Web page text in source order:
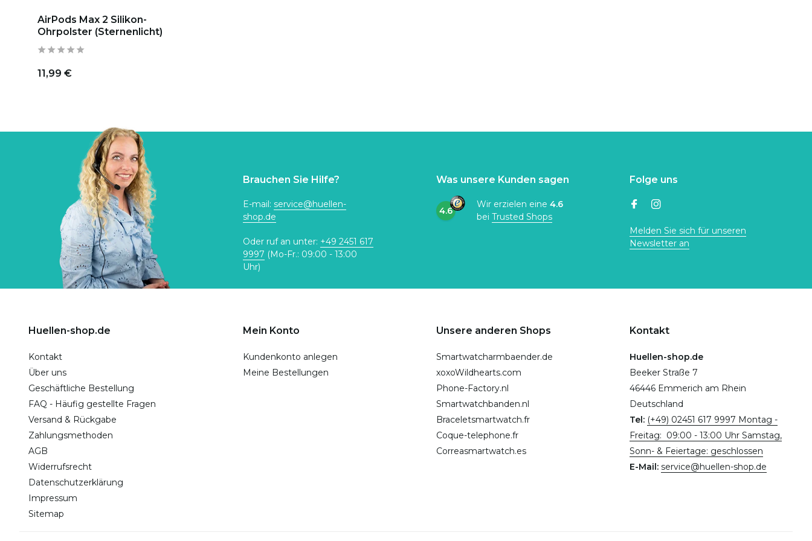
AirPods Max 2 Silikon-
Ohrpolster (Sternenlicht)
11,99 €
Brauchen Sie Hilfe?
E-mail: service@huellen-
shop.de
Oder ruf an unter: +49 2451 617
9997 (Mo-Fr.: 09:00 - 13:00
Uhr)
Was unsere Kunden sagen
4.6
Wir erzielen eine 4.6
bei Trusted Shops
Folge uns
Melden Sie sich für unseren
Newsletter an
Huellen-shop.de
Kontakt
Über uns
Geschäftliche Bestellung
FAQ - Häufig gestellte Fragen
Versand & Rückgabe
Zahlungsmethoden
AGB
Widerrufsrecht
Datenschutzerklärung
Impressum
Sitemap
Mein Konto
Kundenkonto anlegen
Meine Bestellungen
Unsere anderen Shops
Smartwatcharmbaender.de
xoxoWildhearts.com
Phone-Factory.nl
Smartwatchbanden.nl
Braceletsmartwatch.fr
Coque-telephone.fr
Correasmartwatch.es
Kontakt
Huellen-shop.de
Beeker Straße 7
46446 Emmerich am Rhein
Deutschland
Tel: (+49) 02451 617 9997 Montag -
Freitag: 09:00 - 13:00 Uhr Samstag,
Sonn- & Feiertage: geschlossen
E-Mail: service@huellen-shop.de